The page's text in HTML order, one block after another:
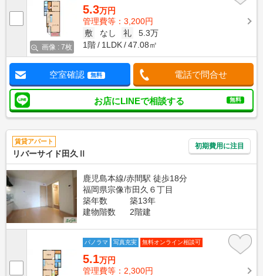
画像 : 7枚
5.3万円
管理費等：3,200円
敷
なし 礼
5.3万
1階
1LDK 47.08㎡
空室確認 無料 電話で問合せ
お店にLINEで相談する 無料
賃貸アパート
リバーサイド田久Ⅱ
初期費用に注目
鹿児島本線/赤間駅 徒歩18分
福岡県宗像市田久６丁目
築年数
築13年
建物階数
2階建
パノラマ 写真充実 無料オンライン相談可
5.1万円
管理費等：2,300円